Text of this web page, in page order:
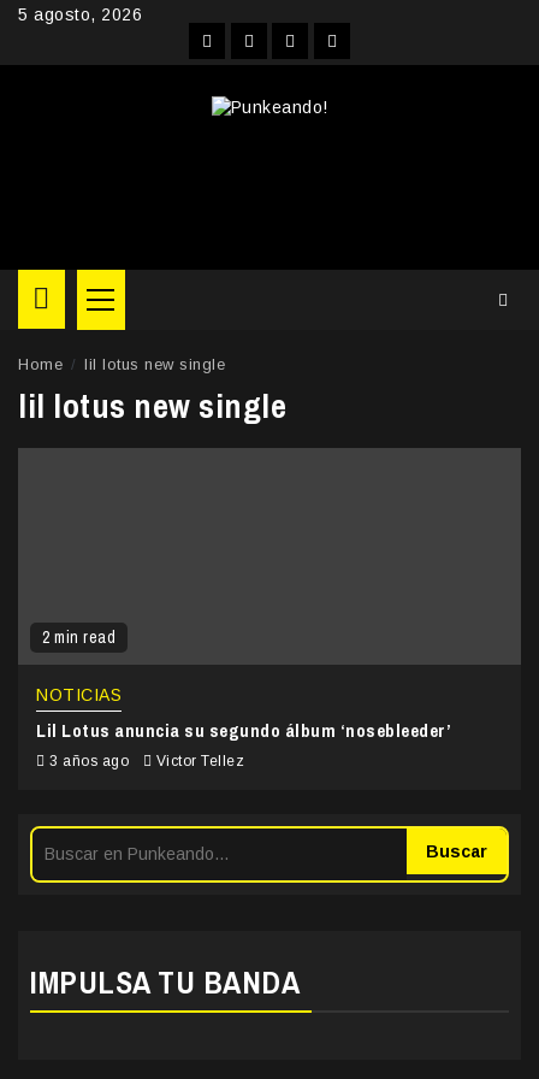
Skip5 agosto, 2026
FacebookInstagram
YouTubeTwitter
Primary
Menu
Home lil lotus new single
lil lotus new single
2 min read
NOTICIAS
Lil Lotus anuncia su segundo álbum ‘nosebleeder’
3 años ago Victor Tellez
Buscar
IMPULSA TU BANDA